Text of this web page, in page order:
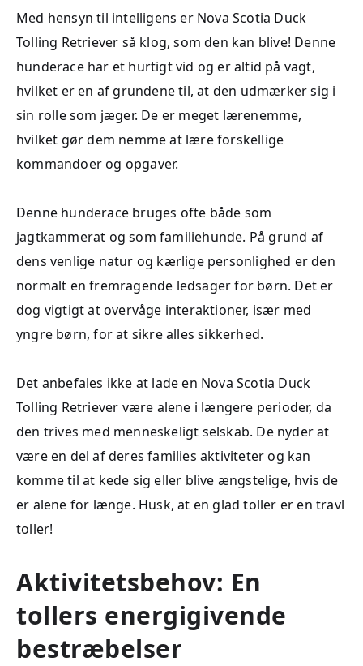
Med hensyn til intelligens er Nova Scotia Duck
Tolling Retriever så klog, som den kan blive! Denne
hunderace har et hurtigt vid og er altid på vagt,
hvilket er en af grundene til, at den udmærker sig i
sin rolle som jæger. De er meget lærenemme,
hvilket gør dem nemme at lære forskellige
kommandoer og opgaver.
Denne hunderace bruges ofte både som
jagtkammerat og som familiehunde. På grund af
dens venlige natur og kærlige personlighed er den
normalt en fremragende ledsager for børn. Det er
dog vigtigt at overvåge interaktioner, især med
yngre børn, for at sikre alles sikkerhed.
Det anbefales ikke at lade en Nova Scotia Duck
Tolling Retriever være alene i længere perioder, da
den trives med menneskeligt selskab. De nyder at
være en del af deres families aktiviteter og kan
komme til at kede sig eller blive ængstelige, hvis de
er alene for længe. Husk, at en glad toller er en travl
toller!
Aktivitetsbehov: En
tollers energigivende
bestræbelser